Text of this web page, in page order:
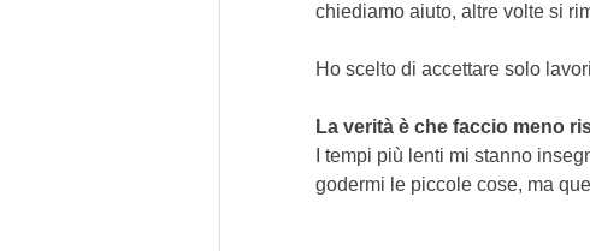
chiediamo aiuto, altre volte si
Ho scelto di accettare solo
La verità è che faccio meno
I tempi più lenti mi stanno
godermi le piccole cose, ma